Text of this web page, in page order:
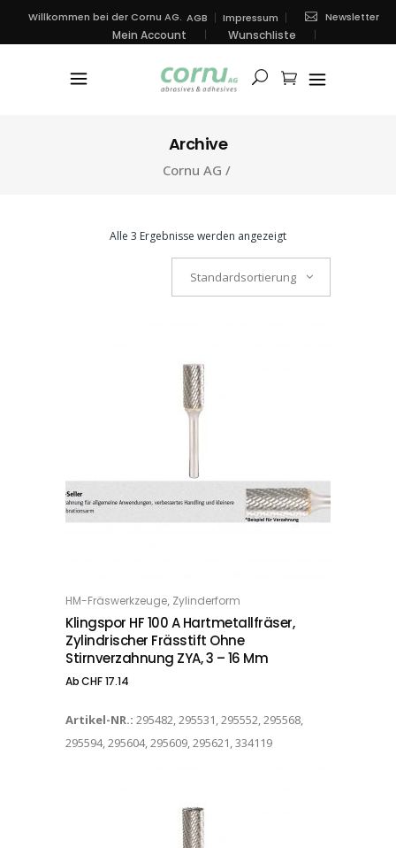
Willkommen bei der Cornu AG. AGB Impressum Newsletter
Mein Account Wunschliste
Archive
Cornu AG /
Alle 3 Ergebnisse werden angezeigt
Standardsortierung
OPTIONS
HM-Fräswerkzeuge, Zylinderform
Klingspor HF 100 A Hartmetallfräser,
Zylindrischer Frässtift Ohne
Stirnverzahnung ZYA, 3 – 16 Mm
AbCHF17.14
Artikel-NR.: 295482, 295531, 295552, 295568,
295594, 295604, 295609, 295621, 334119